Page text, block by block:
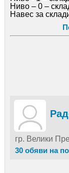
Ниво – 0 –
Навес за
Площ на
Сградата се
гр. Велики
30 обяви на